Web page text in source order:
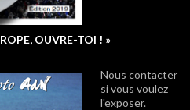
OUVRE-TOI ! »
Nous contacter
si vous voulez
l'exposer.